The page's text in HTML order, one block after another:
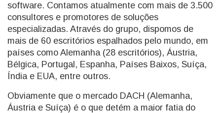
software. Contamos atualmente com mais de 3.500
consultores e promotores de soluções
especializadas. Através do grupo, dispomos de
mais de 60 escritórios espalhados pelo mundo, em
países como Alemanha (28 escritórios), Áustria,
Bélgica, Portugal, Espanha, Países Baixos, Suíça,
Índia e EUA, entre outros.
Obviamente que o mercado DACH (Alemanha,
Áustria e Suíça) é o que detém a maior fatia do